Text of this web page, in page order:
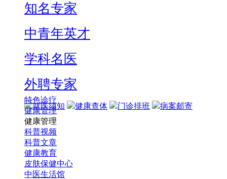
知名专家
中青年英才
学科名医
外聘专家
就医须知 健康查体 门诊排班 病案邮寄
特色诊疗
健康管理
健康管理
科普视频
科普文章
健康教育
皮肤保健中心
中医生活馆